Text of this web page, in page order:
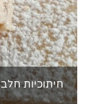
חיתוכיות